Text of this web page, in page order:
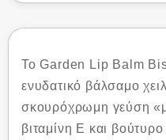
Το Garden Lip Balm
ενυδατικό βάλσαμο
σκουρόχρωμη γεύση
βιταμίνη E και